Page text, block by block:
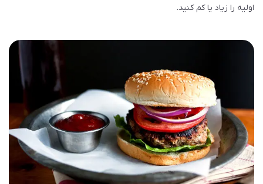
اولیه را زیاد یا کم کنید.